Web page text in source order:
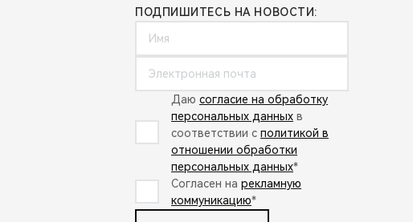
ПОДПИШИТЕСЬ НА НОВОСТИ:
Даю согласие на обработку
персональных данных в
соответствии с политикой в
отношении обработки
персональных данных*
Согласен на рекламную
коммуникацию*